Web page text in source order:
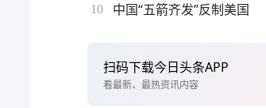
10 中国“五箭齐发”反制美国
扫码下载今日头条APP
看最新、最热资讯内容